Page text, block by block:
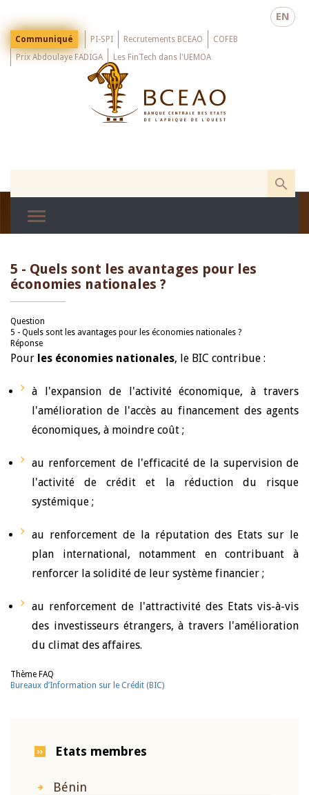
main
EN
Menu
Top
Communiqué PI-SPI Recrutements BCEAO
COFEB
Prix Abdoulaye FADIGA
Les FinTech dans l'UEMOA
5 - Quels sont les avantages pour les
économies nationales ?
Question
5 - Quels sont les avantages pour les économies nationales ?
Réponse
Pour les économies nationales, le BIC contribue :
à l'expansion de l'activité économique, à travers
l'amélioration de l'accès au financement des agents
économiques, à moindre coût ;
au renforcement de l'efficacité de la supervision de
l'activité de crédit et la réduction du risque
systémique ;
au renforcement de la réputation des Etats sur le
plan international, notamment en contribuant à
renforcer la solidité de leur système financier ;
au renforcement de l'attractivité des Etats vis-à-vis
des investisseurs étrangers, à travers l'amélioration
du climat des affaires.
Thème FAQ
Bureaux d’Information sur le Crédit (BIC)
Etats membres
Bénin